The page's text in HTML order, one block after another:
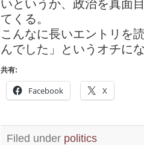
いというか、政治を真面
てくる。
こんなに長いエントリを
んでした」というオチに
共有:
Facebook X
Filed under politics